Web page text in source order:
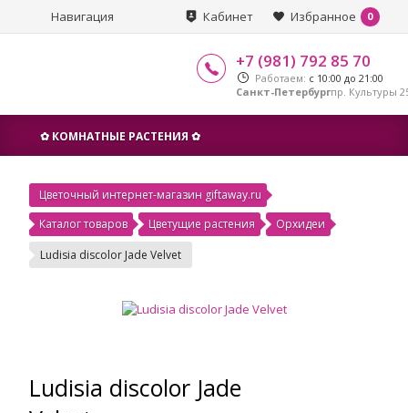
Навигация Избранное 0
Кабинет
+7 (981) 792 85 70
Работаем: с 10:00 до 21:00
Санкт-Петербургпр. Культуры
✿ КОМНАТНЫЕ РАСТЕНИЯ ✿
Цветочный интернет-магазин giftaway.ru
Каталог товаров
Цветущие растения
Орхидеи
Ludisia discolor Jade Velvet
Ludisia discolor Jade